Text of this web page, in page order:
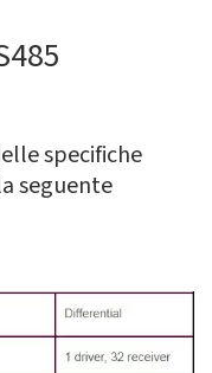
specifiche
seguente